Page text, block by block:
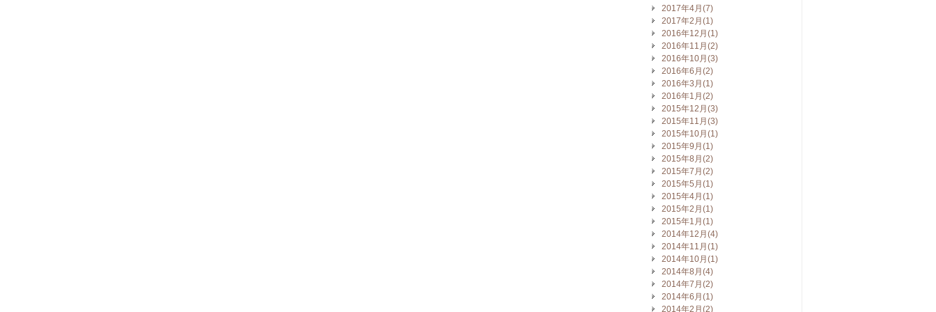
2017年4月(7)
2017年2月(1)
2016年12月(1)
2016年11月(2)
2016年10月(3)
2016年6月(2)
2016年3月(1)
2016年1月(2)
2015年12月(3)
2015年11月(3)
2015年10月(1)
2015年9月(1)
2015年8月(2)
2015年7月(2)
2015年5月(1)
2015年4月(1)
2015年2月(1)
2015年1月(1)
2014年12月(4)
2014年11月(1)
2014年10月(1)
2014年8月(4)
2014年7月(2)
2014年6月(1)
2014年2月(2)